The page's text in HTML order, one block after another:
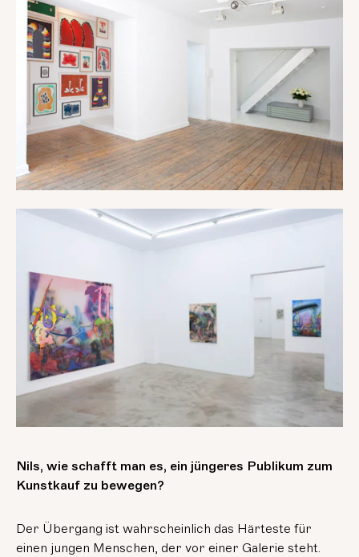
Nils, wie schafft man es, ein jüngeres Publikum zum
Kunstkauf zu bewegen?
Der Übergang ist wahrscheinlich das Härteste für
einen jungen Menschen, der vor einer Galerie steht.